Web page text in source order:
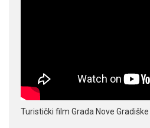
Turistički film Grada Nove Gradiške